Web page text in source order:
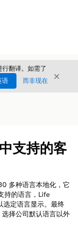
翻译。如需了
语 而非现在 关闭
支持的客
多种语言本地化，它
持的语言，Life
定语言显示。最终
择公司默认语言以外